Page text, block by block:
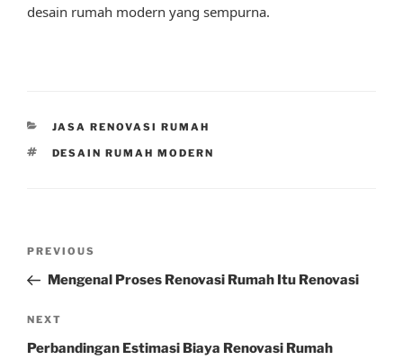
desain rumah modern yang sempurna.
CATEGORIES
JASA RENOVASI RUMAH
TAGS
DESAIN RUMAH MODERN
Previous
Post
PREVIOUS
Mengenal Proses Renovasi Rumah Itu Renovasi
Next
Post
NEXT
Perbandingan Estimasi Biaya Renovasi Rumah